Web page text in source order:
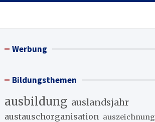
Werbung
Bildungsthemen
ausbildung auslandsjahr
austauschorganisation auszeichnung